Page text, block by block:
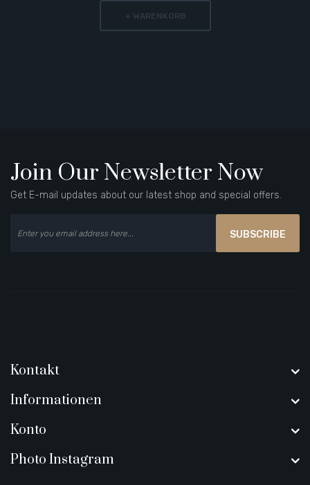
+ WARENKORB
Join Our Newsletter Now
Get E-mail updates about our latest shop and special offers.
SUBSCRIBE
Kontakt
Informationen
Konto
Photo Instagram